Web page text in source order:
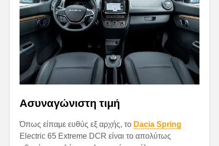
Ασυναγώνιστη τιμή
Όπως είπαμε ευθύς εξ αρχής, το Dacia Spring
Electric 65 Extreme DCR είναι το απολύτως